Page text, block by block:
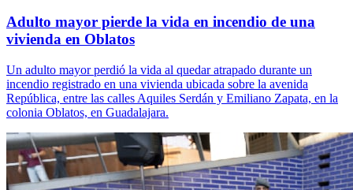
Adulto mayor pierde la vida en incendio de una
vivienda en Oblatos
Un adulto mayor perdió la vida al quedar atrapado durante un
incendio registrado en una vivienda ubicada sobre la avenida
República, entre las calles Aquiles Serdán y Emiliano Zapata, en la
colonia Oblatos, en Guadalajara.